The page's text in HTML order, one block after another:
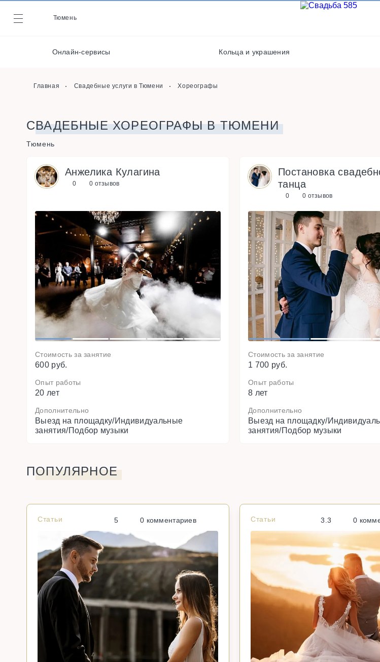
Тюмень
Онлайн-сервисы Кольца и украшения
Журнал
Онлайн-сервисы
фото
Главная Свадебные услуги в Тюмени Хореографы
СВАДЕБНЫЕ ХОРЕОГРАФЫ В ТЮМЕНИ
Тюмень
Анжелика Кулагина
0 0 отзывов
N
e
x
t
1 2 3 4 5
Стоимость за занятие
600 руб.
Опыт работы
20 лет
Дополнительно
Выезд на площадку/Индивидуальные
занятия/Подбор музыки
Постановка
танца
0 0 отзывов
r
o
u
s
1
Стоимость за занятие
1 700 руб.
Опыт работы
8 лет
Дополнительно
Выезд на площадку/
занятия/Подбор музыки
ПОПУЛЯРНОЕ
Статьи 5 0 комментариев Статьи 3.3 0